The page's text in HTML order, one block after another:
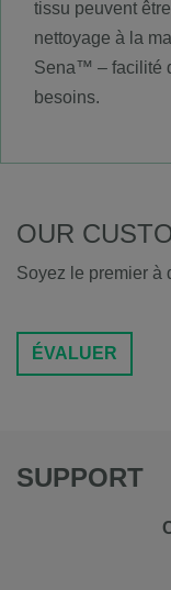
tissu peuvent
nettoyage à la
Sena™ – facilité
besoins.
OUR
Soyez le premier à
ÉVALUER
SUPPORT